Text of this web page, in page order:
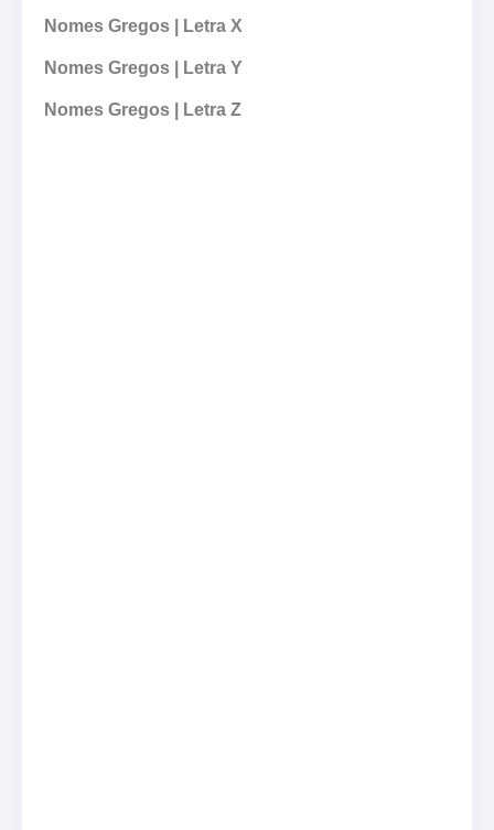
Nomes Gregos | Letra X
Nomes Gregos | Letra Y
Nomes Gregos | Letra Z